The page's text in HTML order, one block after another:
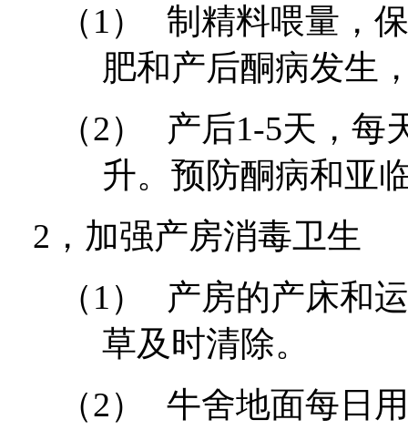
（1）
制精料喂量，
肥和产后酮病发生
（2）
产后1-5天，每
升。预防酮病和亚
2， 加强产房消毒卫生
（1）
产房的产床和
草及时清除。
（2）
牛舍地面每日